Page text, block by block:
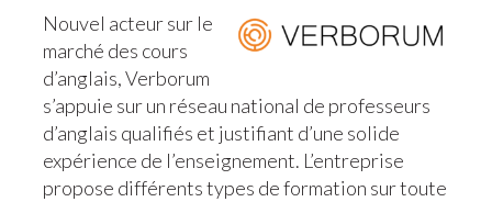
Nouvel acteur sur le
marché des cours
d’anglais, Verborum
s’appuie sur un réseau national de professeurs
d’anglais qualifiés et justifiant d’une solide
expérience de l’enseignement. L’entreprise
propose différents types de formation sur toute